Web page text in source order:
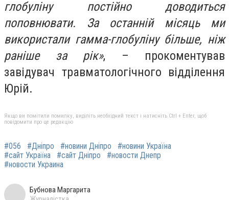
глобуліну постійно доводиться
поповнювати. За останній місяць ми
використали гамма-глобуліну більше, ніж
раніше за рік», – прокоментував
завідувач травматологічного відділення
Юрій.
Якщо ви помітили помилку, виділіть необхідний текст і натисніть Ctrl + Enter, щоб
повідомити про це редакцію
#056 #Дніпро #новини Дніпро
#новини Україна
#сайт Україна
#сайт Дніпро
#новости Днепр
#новости Украина
Бубнова Маргарита